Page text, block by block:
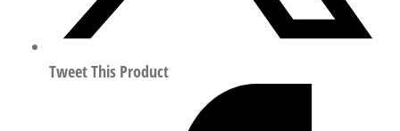
1:2010
186340
Tweet This Product